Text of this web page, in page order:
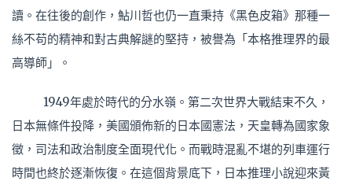
讀。在往後的創作，鮎川哲也仍一直秉持《黑色皮箱》那種一
絲不苟的精神和對古典解謎的堅持，被譽為「本格推理界的最
高導師」。
1949年處於時代的分水嶺。第二次世界大戰結束不久，
日本無條件投降，美國頒佈新的日本國憲法，天皇轉為國家象
徵，司法和政治制度全面現代化。而戰時混亂不堪的列車運行
時間也終於逐漸恢復。在這個背景底下，日本推理小說迎來黃